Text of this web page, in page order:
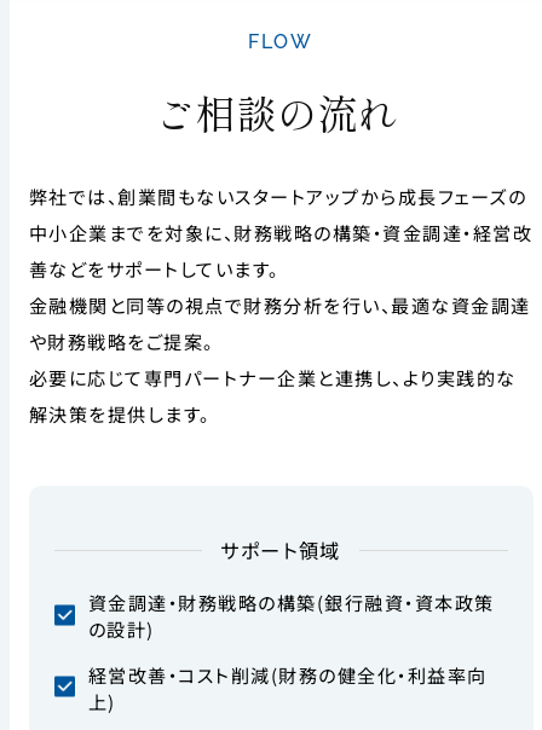
FLOW
ご相談の流れ
弊社では、創業間もないスタートアップから成長フェーズの
中小企業までを対象に、 財務戦略の構築・資金調達・経営改
善などをサポートしています。
金融機関と同等の視点で財務分析を行い、最適な資金調達
や財務戦略をご提案。
必要に応じて専門パートナー企業と連携し、より実践的な
解決策を提供します。
サポート領域
資金調達・財務戦略の構築(銀行融資・資本政策
の設計)
経営改善・コスト削減(財務の健全化・利益率向
上)